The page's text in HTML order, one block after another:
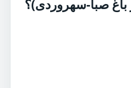
باغ صبا-سهروردی)؟